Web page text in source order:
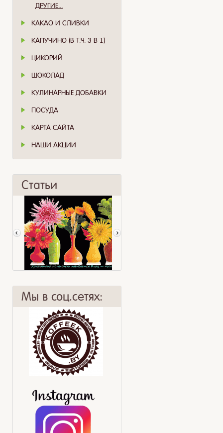
ДРУГИЕ...
КАКАО И СЛИВКИ
КАПУЧИНО (В Т.Ч. 3 В 1)
ЦИКОРИЙ
ШОКОЛАД
КУЛИНАРНЫЕ ДОБАВКИ
ПОСУДА
КАРТА САЙТА
НАШИ АКЦИИ
Статьи
Хризантема
Мы в соц.сетях: